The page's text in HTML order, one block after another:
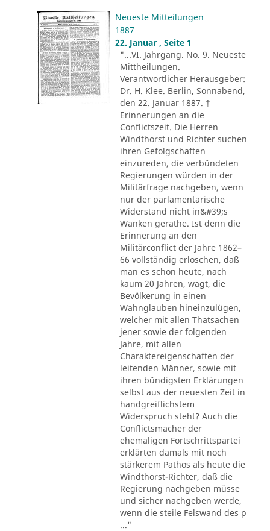
Neueste Mitteilungen
1887
22. Januar , Seite 1
"...VI. Jahrgang. No. 9. Neueste
Mittheilungen.
Verantwortlicher Herausgeber:
Dr. H. Klee. Berlin, Sonnabend,
den 22. Januar 1887. †
Erinnerungen an die
Conflictszeit. Die Herren
Windthorst und Richter suchen
ihren Gefolgschaften
einzureden, die verbündeten
Regierungen würden in der
Militärfrage nachgeben, wenn
nur der parlamentarische
Widerstand nicht in&#39;s
Wanken gerathe. Ist denn die
Erinnerung an den
Militärconflict der Jahre 1862–
66 vollständig erloschen, daß
man es schon heute, nach
kaum 20 Jahren, wagt, die
Bevölkerung in einen
Wahnglauben hineinzulügen,
welcher mit allen Thatsachen
jener sowie der folgenden
Jahre, mit allen
Charaktereigenschaften der
leitenden Männer, sowie mit
ihren bündigsten Erklärungen
selbst aus der neuesten Zeit in
handgreiflichstem
Widerspruch steht? Auch die
Conflictsmacher der
ehemaligen Fortschrittspartei
erklärten damals mit noch
stärkerem Pathos als heute die
Windthorst-Richter, daß die
Regierung nachgeben müsse
und sicher nachgeben werde,
wenn die steile Felswand des p
..."